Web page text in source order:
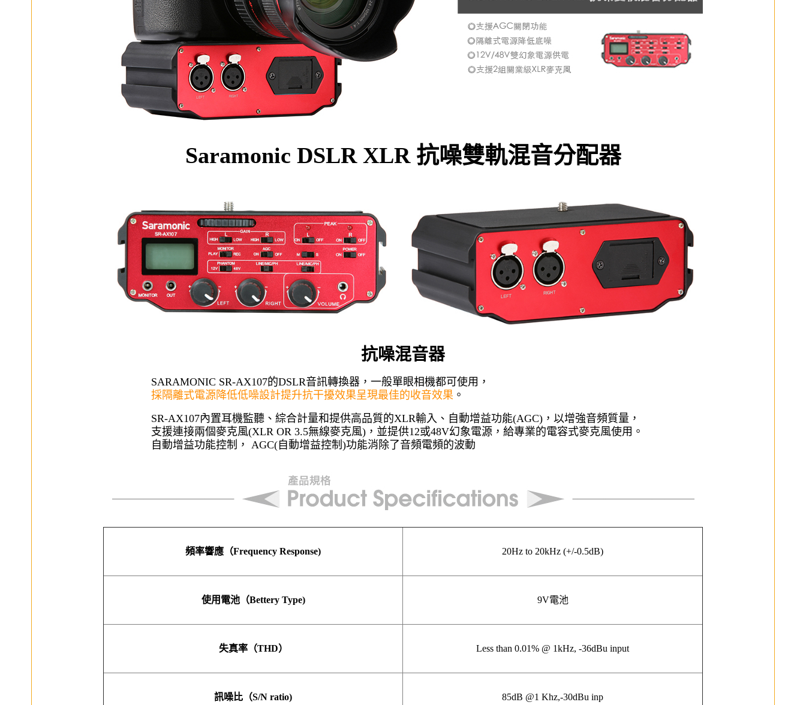
Saramonic DSLR XLR 抗噪雙軌混音分配器
抗噪混音器
SARAMONIC SR-AX107的DSLR音訊轉換器，一般單眼相機都可使用，
採隔離式電源降低低噪設計提升抗干擾效果呈現最佳的收音效果 。
SR-AX107內置耳機監聽、綜合計量和提供高品質的XLR輸入、自動增益功能(AGC)，以增強音頻質量，
支援連接兩個麥克風(XLR OR 3.5無線麥克風)，並提供12或48V幻象電源，給專業的電容式麥克風使用。
自動增益功能控制， AGC(自動增益控制)功能消除了音頻電頻的波動
頻率響應（Frequency Response) 20Hz to 20kHz (+/-0.5dB)
使用電池（Bettery Type) 9V電池
失真率（THD） Less than 0.01% @ 1kHz, -36dBu input
訊噪比（S/N ratio) 85dB @1 Khz,-30dBu inp